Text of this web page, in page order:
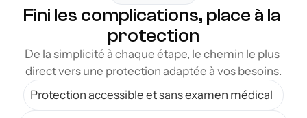
Fini les complications, place à la
protection
De la simplicité à chaque étape, le chemin le plus
direct vers une protection adaptée à vos besoins.
Protection accessible et sans examen médical